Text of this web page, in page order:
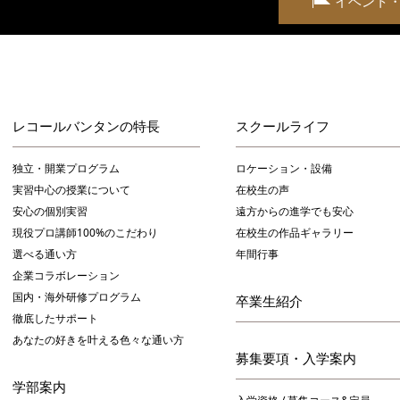
レコールバンタンの特長
独立・開業プログラム
実習中心の授業について
安心の個別実習
現役プロ講師100%のこだわり
選べる通い方
企業コラボレーション
国内・海外研修プログラム
徹底したサポート
あなたの好きを叶える⾊々な通い⽅
学部案内
スクールライフ
ロケーション・設備
在校生の声
遠方からの進学でも安心
在校生の作品ギャラリー
年間行事
卒業生紹介
募集要項・入学案内